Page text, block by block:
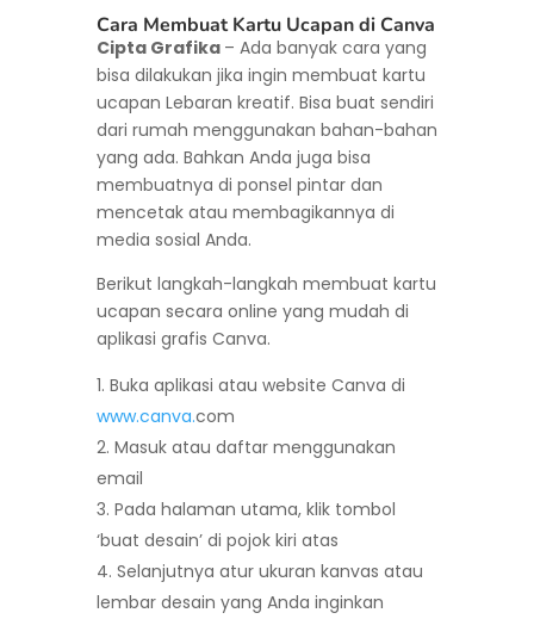
Cara Membuat Kartu Ucapan di Canva
Cipta Grafika – Ada banyak cara yang
bisa dilakukan jika ingin membuat kartu
ucapan Lebaran kreatif. Bisa buat sendiri
dari rumah menggunakan bahan-bahan
yang ada. Bahkan Anda juga bisa
membuatnya di ponsel pintar dan
mencetak atau membagikannya di
media sosial Anda.
Berikut langkah-langkah membuat kartu
ucapan secara online yang mudah di
aplikasi grafis Canva.
Buka aplikasi atau website Canva di
www.canva.com
Masuk atau daftar menggunakan
email
Pada halaman utama, klik tombol
‘buat desain’ di pojok kiri atas
Selanjutnya atur ukuran kanvas atau
lembar desain yang Anda inginkan